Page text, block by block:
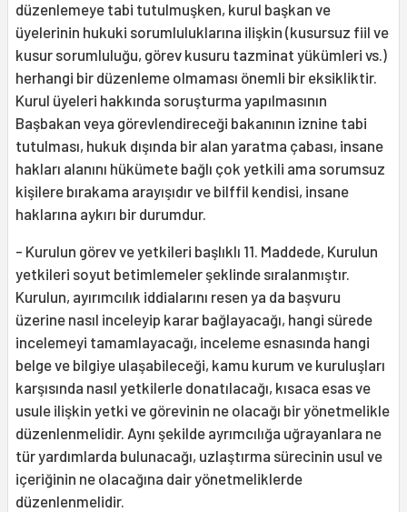
düzenlemeye tabi tutulmuşken, kurul başkan ve
üyelerinin hukuki sorumluluklarına ilişkin (kusursuz fiil ve
kusur sorumluluğu, görev kusuru tazminat yükümleri vs.)
herhangi bir düzenleme olmaması önemli bir eksikliktir.
Kurul üyeleri hakkında soruşturma yapılmasının
Başbakan veya görevlendireceği bakanının iznine tabi
tutulması, hukuk dışında bir alan yaratma çabası, insane
hakları alanını hükümete bağlı çok yetkili ama sorumsuz
kişilere bırakama arayışıdır ve bilffil kendisi, insane
haklarına aykırı bir durumdur.
- Kurulun görev ve yetkileri başlıklı 11. Maddede, Kurulun
yetkileri soyut betimlemeler şeklinde sıralanmıştır.
Kurulun, ayırımcılık iddialarını resen ya da başvuru
üzerine nasıl inceleyip karar bağlayacağı, hangi sürede
incelemeyi tamamlayacağı, inceleme esnasında hangi
belge ve bilgiye ulaşabileceği, kamu kurum ve kuruluşları
karşısında nasıl yetkilerle donatılacağı, kısaca esas ve
usule ilişkin yetki ve görevinin ne olacağı bir yönetmelikle
düzenlenmelidir. Aynı şekilde ayrımcılığa uğrayanlara ne
tür yardımlarda bulunacağı, uzlaştırma sürecinin usul ve
içeriğinin ne olacağına dair yönetmeliklerde
düzenlenmelidir.